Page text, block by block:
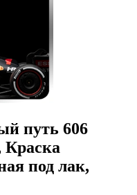
путь 606
Краска
под лак,